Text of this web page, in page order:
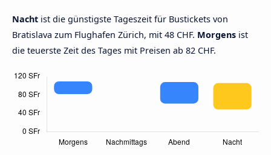
Nacht ist die günstigste Tageszeit für Bustickets von
Bratislava zum Flughafen Zürich, mit 48 CHF. Morgens ist
die teuerste Zeit des Tages mit Preisen ab 82 CHF.